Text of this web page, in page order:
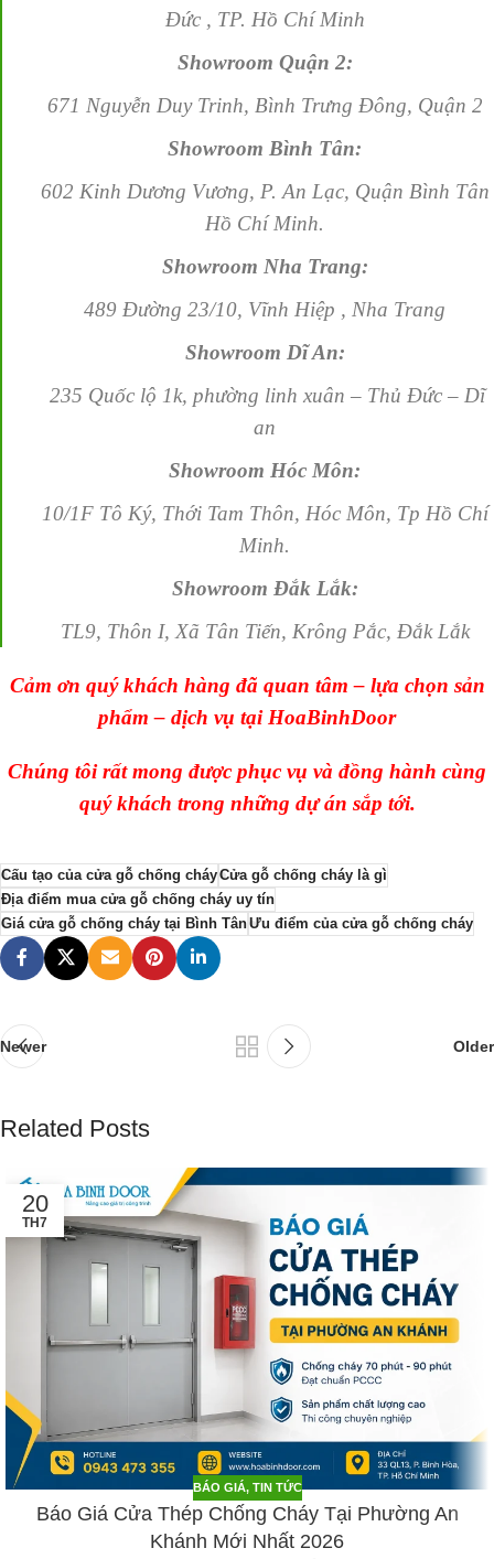
Đức , TP. Hồ Chí Minh
Showroom Quận 2:
671 Nguyễn Duy Trinh, Bình Trưng Đông, Quận 2
Showroom Bình Tân:
602 Kinh Dương Vương, P. An Lạc, Quận Bình Tân
Hồ Chí Minh.
Showroom Nha Trang:
489 Đường 23/10, Vĩnh Hiệp , Nha Trang
Showroom Dĩ An:
235 Quốc lộ 1k, phường linh xuân – Thủ Đức – Dĩ
an
Showroom Hóc Môn:
10/1F Tô Ký, Thới Tam Thôn, Hóc Môn, Tp Hồ Chí
Minh.
Showroom Đắk Lắk:
TL9, Thôn I, Xã Tân Tiến, Krông Pắc, Đắk Lắk
Cảm ơn quý khách hàng đã quan tâm – lựa chọn sản
phẩm – dịch vụ tại HoaBinhDoor
Chúng tôi rất mong được phục vụ và đồng hành cùng
quý khách trong những dự án sắp tới.
Cấu tạo của cửa gỗ chống cháyCửa gỗ chống cháy là gì
Địa điểm mua cửa gỗ chống cháy uy tín
Giá cửa gỗ chống cháy tại Bình TânƯu điểm của cửa gỗ chống cháy
Newer Older
Related Posts
20
TH7
BÁO GIÁ, TIN TỨC
Báo Giá Cửa Thép Chống Cháy Tại Phường An
Khánh Mới Nhất 2026